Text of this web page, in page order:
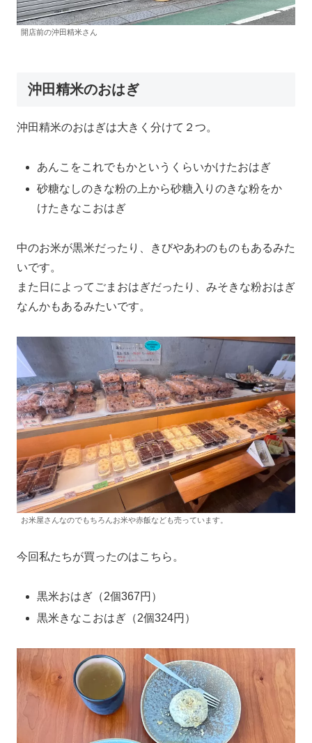
開店前の沖田精米さん
沖田精米のおはぎ
沖田精米のおはぎは大きく分けて２つ。
あんこをこれでもかというくらいかけたおはぎ
砂糖なしのきな粉の上から砂糖入りのきな粉をか
けたきなこおはぎ
中のお米が黒米だったり、きびやあわのものもあるみた
いです。
また日によってごまおはぎだったり、みそきな粉おはぎ
なんかもあるみたいです。
お米屋さんなのでもちろんお米や赤飯なども売っています。
今回私たちが買ったのはこちら。
黒米おはぎ（2個367円）
黒米きなこおはぎ（2個324円）